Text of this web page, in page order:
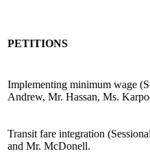
PETITIONS
Implementing minimum wage
Andrew, Mr. Hassan, Ms.
Transit fare integration
and Mr. McDonell.